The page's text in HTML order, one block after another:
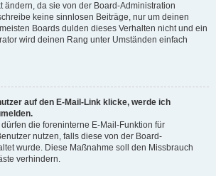
ändern, da sie von der Board-Administration
keine sinnlosen Beiträge, nur um deinen
Boards dulden dieses Verhalten nicht und ein
wird deinen Rang unter Umständen einfach
auf den E-Mail-Link klicke, werde ich
die foreninterne E-Mail-Funktion für
nutzen, falls diese von der Board-
wurde. Diese Maßnahme soll den Missbrauch
verhindern.